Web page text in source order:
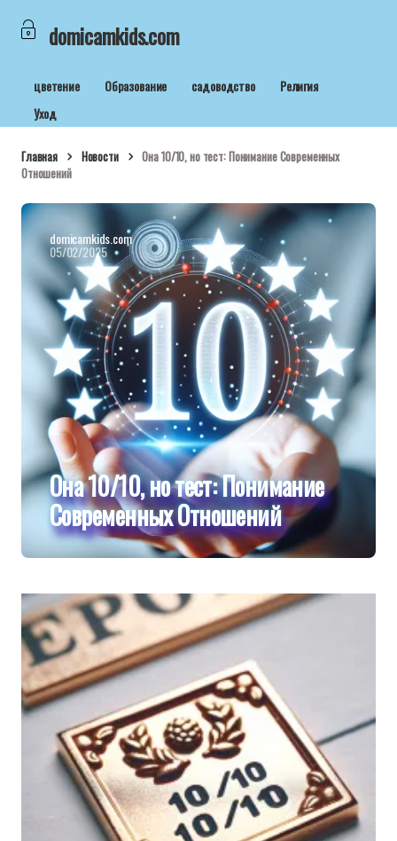
domicamkids.com
цветение Образование садоводство
Религия
Уход
Главная Новости
Она 10/10, но тест: Понимание Современных
Отношений
domicamkids.com
05/02/2025
Она 10/10, но тест: Понимание
Современных Отношений